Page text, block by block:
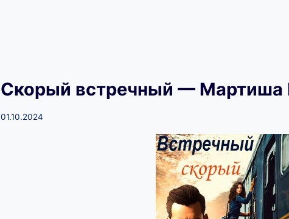
Скорый встречный — Мартиша
01.10.2024